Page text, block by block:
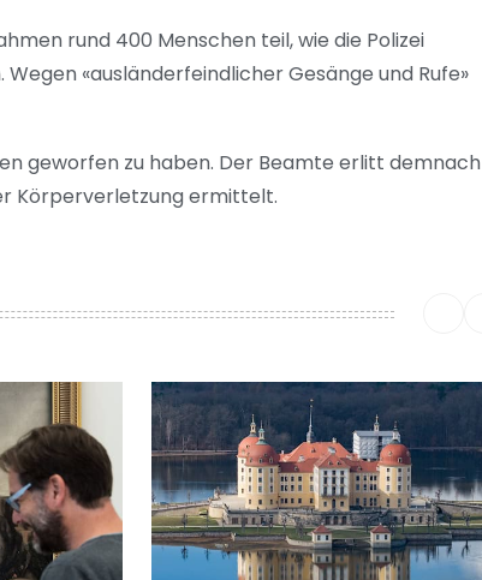
rund 400 Menschen teil, wie die Polizei
«ausländerfeindlicher Gesänge und Rufe»
geworfen zu haben. Der Beamte erlitt demnach
Körperverletzung ermittelt.